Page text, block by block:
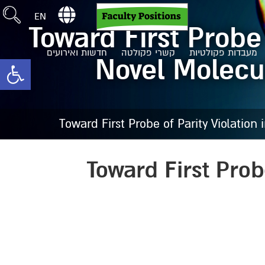
מעבדות פקולטיות קשרי פקולטה חדשות ואירועים
EN
Toward First
Novel
Toward First Probe of Parity
Toward First